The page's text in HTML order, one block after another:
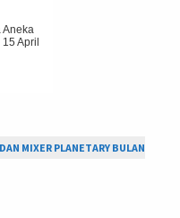
April
MIXER PLANETARY BULAN